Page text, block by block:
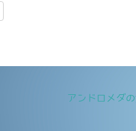
アンドロメダ